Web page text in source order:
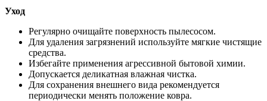
Уход
Регулярно очищайте поверхность пылесосом.
Для удаления загрязнений используйте мягкие чистящие
средства.
Избегайте применения агрессивной бытовой химии.
Допускается деликатная влажная чистка.
Для сохранения внешнего вида рекомендуется
периодически менять положение ковра.